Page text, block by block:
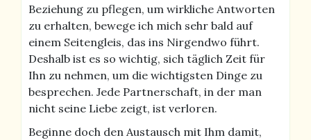
Beziehung zu pflegen, um wirkliche Antworten
zu erhalten, bewege ich mich sehr bald auf
einem Seitengleis, das ins Nirgendwo führt.
Deshalb ist es so wichtig, sich täglich Zeit für
Ihn zu nehmen, um die wichtigsten Dinge zu
besprechen. Jede Partnerschaft, in der man
nicht seine Liebe zeigt, ist verloren.
Beginne doch den Austausch mit Ihm damit,